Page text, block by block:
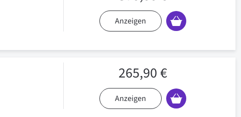
Anzeigen
265,90 €
Anzeigen